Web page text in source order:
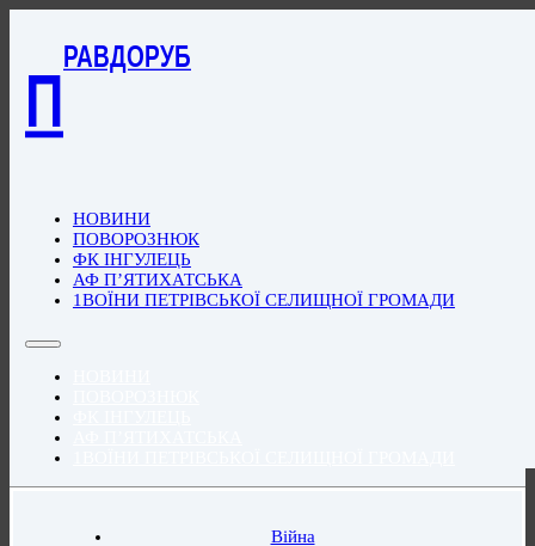
П
РАВДОРУБ
НОВИНИ
ПОВОРОЗНЮК
ФК ІНГУЛЕЦЬ
АФ П’ЯТИХАТСЬКА
1ВОЇНИ ПЕТРІВСЬКОЇ СЕЛИЩНОЇ ГРОМАДИ
Війна